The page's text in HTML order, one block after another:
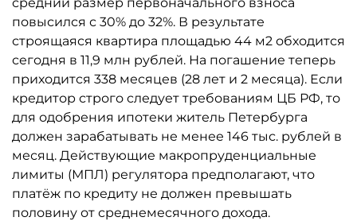
повысился с 30% до 32%. В результате
строящаяся квартира площадью 44 м2 обходится
сегодня в 11,9 млн рублей. На погашение теперь
приходится 338 месяцев (28 лет и 2 месяца). Если
кредитор строго следует требованиям ЦБ РФ, то
для одобрения ипотеки житель Петербурга
должен зарабатывать не менее 146 тыс. рублей в
месяц. Действующие макропруденциальные
лимиты (МПЛ) регулятора предполагают, что
платёж по кредиту не должен превышать
половину от среднемесячного дохода.